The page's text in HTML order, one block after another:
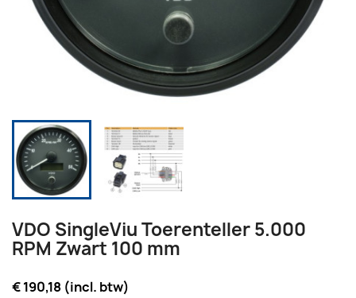
VDO SingleViu Toerenteller 5.000
RPM Zwart 100 mm
€ 190,18 (incl. btw)